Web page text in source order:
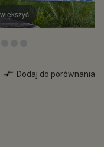
Dodaj do porównania